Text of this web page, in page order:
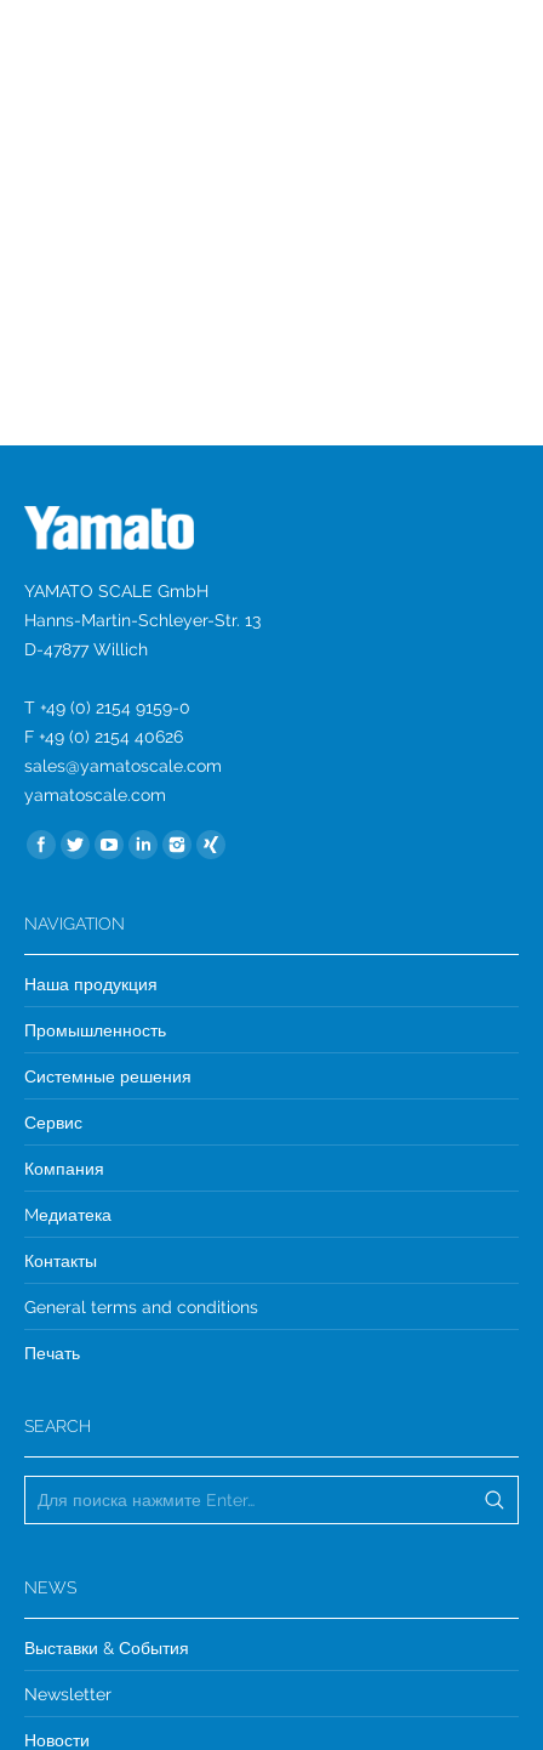
YAMATO SCALE GmbH
Hanns-Martin-Schleyer-Str. 13
D-47877 Willich
T +49 (0) 2154 9159-0
F +49 (0) 2154 40626
sales@yamatoscale.com
yamatoscale.com
Найдите нас:
NAVIGATION
Наша продукция
Промышленность
Системные решения
Сервис
Компания
Mедиатека
Контакты
General terms and conditions
Печать
SEARCH
NEWS
Выставки & События
Newsletter
Новости